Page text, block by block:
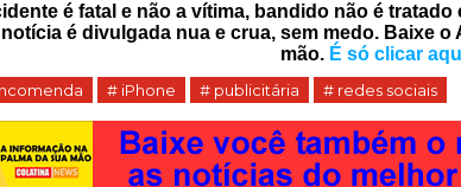
é fatal e não a vítima, bandido não é
é divulgada nua e crua, sem medo. Baixe
mão. É só clicar
# iPhone # publicitária # redes sociais